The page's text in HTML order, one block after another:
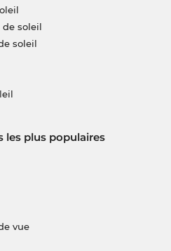
de soleil
soleil
les plus populaires
vue